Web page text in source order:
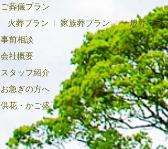
ご葬儀プラン
火葬プラン
家族葬プラン
一般葬プラ
事前相談
会社概要
スタッフ紹介
お急ぎの方へ
供花・かご盛